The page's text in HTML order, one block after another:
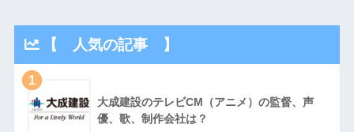
【 人気の記事 】
1
大成建設のテレビCM（アニメ）の監督、声
優、歌、制作会社は？